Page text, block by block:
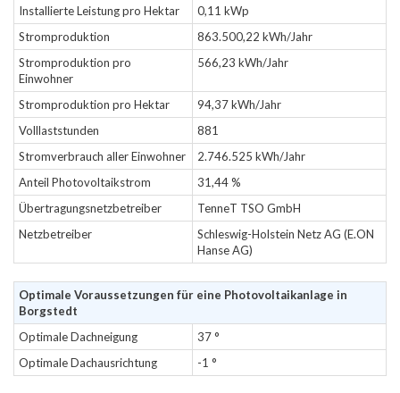
Installierte Leistung pro Hektar
0,11 kWp
Stromproduktion
863.500,22 kWh/Jahr
Stromproduktion pro
Einwohner
566,23 kWh/Jahr
Stromproduktion pro Hektar
94,37 kWh/Jahr
Volllaststunden
881
Stromverbrauch aller Einwohner
2.746.525 kWh/Jahr
Anteil Photovoltaikstrom
31,44 %
Übertragungsnetzbetreiber
TenneT TSO GmbH
Netzbetreiber
Schleswig-Holstein Netz AG (E.ON
Hanse AG)
Optimale Voraussetzungen für eine Photovoltaikanlage in
Borgstedt
Optimale Dachneigung
37 °
Optimale Dachausrichtung
-1 °